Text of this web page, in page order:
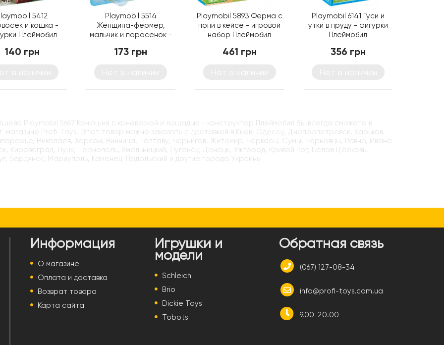
5412
и кошка -
Плеймобил
140 грн
Playmobil 5514
Женщина-фермер,
мальчик и поросенок -
173 грн
Playmobil 5893 Ферма с
пони в кейсе - игровой
набор Плеймобил
461 грн
Playmobil 6141 Гуси и
утки в пруду - фигурки
Плеймобил
356 грн
Playmobil 5667 Конюшня с коневозкой и лошадью - конструктор Плеймобил Вы всегда сможете в
магазине Profi-Toys. Этот товар можно заказать с доставкой в Киев, Одессу, Днепропетровск, Харьков,
Николаев, Херсон, Винница, Полтаву, Чернигов, Житомир, Черкасы, Сумы, Черновцы, Ровно, Ивано-
Кировоград, Луцк, Тернополь, Хмельницкий, Луганск, Донецк, Ужгород, Кривой Рог, Белая Церковь,
Бердянск, Мариуполь, Каменец-Подольский и другие города Украины
Информация
О магазине
Оплата и доставка
Возврат товара
Карта сайта
Игрушки и
модели
Schleich
Brio
Dickie Toys
Tobots
Обратная связь
(067) 127-08-34
info@profi-toys.com.ua
9.00-20.00